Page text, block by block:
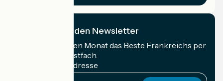
Ich abonniere den Newsletter
Erhalten Sie jeden Monat das Beste Frankreichs per
Rad in Ihrem Postfach.
Meine E-Mail-Adresse